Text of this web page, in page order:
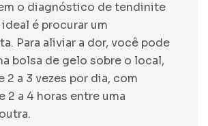
o diagnóstico de tendinite
é procurar um
Para aliviar a dor, você pode
bolsa de gelo sobre o local,
2 a 3 vezes por dia, com
2 a 4 horas entre uma